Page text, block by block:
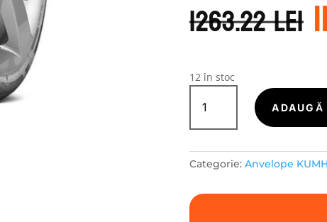
1263.22lei a
12 în stoc
Cantitate
Kumho
WINTERCRAFT
275/35R19
100V
ADAUGĂ
Categorie: Anvelope